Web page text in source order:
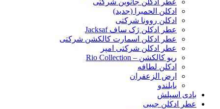
عطر ادکلن جانوین شرکتی
ادکلن الحمبرا (جدید)
ادکلن روونا شرکتی
عطر ادکلن ژک‌ ساف Jacksaf
عطر ادکلن اسمارت کالکشن شرکتی
عطر ادکلن شرکتی امپر
ریو کالکشن – Rio Collection
ادکلن لطافه
ارض الزعفران
بایلندو
بادی اسپلش
عطر ادکلن جیبی